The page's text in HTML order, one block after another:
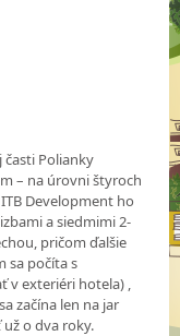
časti Polianky
– na úrovni štyroch
Development ho
a siedmimi 2-
pričom ďalšie
sa počíta s
v exteriéri hotela) ,
začína len na jar
o dva roky.